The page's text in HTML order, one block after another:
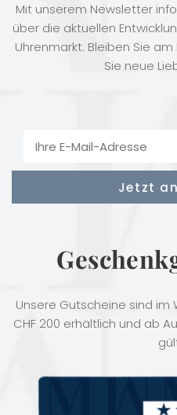
Mit unserem Newsletter
über die aktuellen
Uhrenmarkt. Bleiben Sie
Sie neue
Unsere Gutscheine sind im
CHF 200 erhältlich und ab